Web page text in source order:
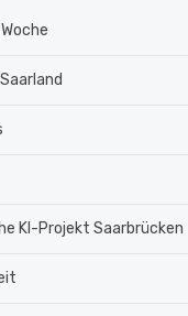
KI-Projekt Saarbrücken